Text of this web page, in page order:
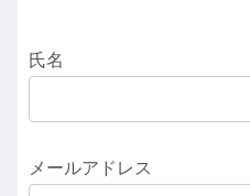
氏名
メールアドレス